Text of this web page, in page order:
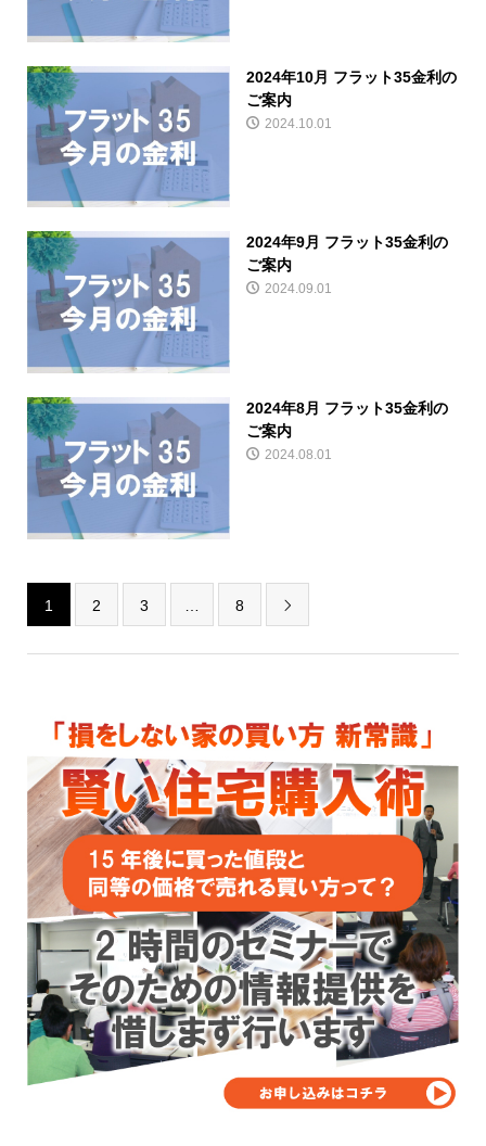
2024年10月 フラット35金利の
ご案内
2024.10.01
2024年9月 フラット35金利の
ご案内
2024.09.01
2024年8月 フラット35金利の
ご案内
2024.08.01
1 2 3 8 